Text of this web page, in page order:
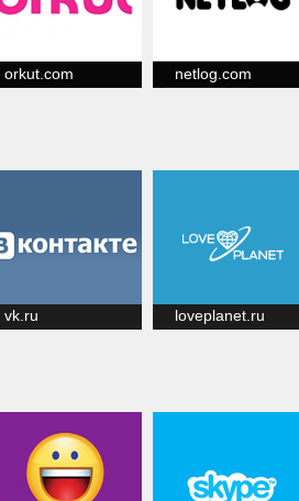
orkut.com netlog.com
vk.ru loveplanet.ru